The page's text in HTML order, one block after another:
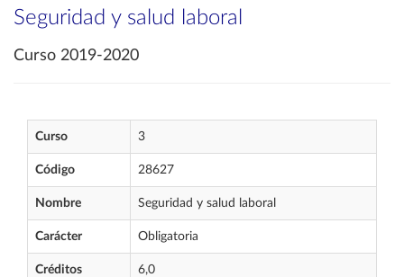
Seguridad y salud laboral
Curso 2019-2020
Curso 3
Código 28627
Nombre Seguridad y salud laboral
Carácter Obligatoria
Créditos 6,0